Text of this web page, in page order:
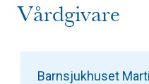
Vårdgivare
Barnsjukhuset